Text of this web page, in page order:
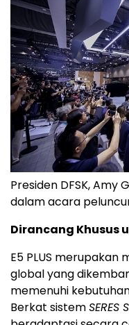
Presiden DFSK,
dalam acara
Dirancang Khusus
E5 PLUS
global yang
memenuhi
Berkat sistem